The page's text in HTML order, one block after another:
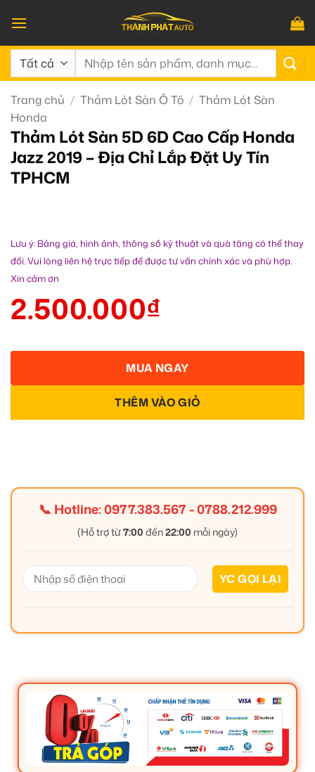
qua
nội
dung
Tìm
Trang chủ / Thảm Lót Sàn Ô Tô / Thảm Lót Sàn
Honda
Thảm Lót Sàn 5D 6D Cao Cấp Honda
Jazz 2019 – Địa Chỉ Lắp Đặt Uy Tín
TPHCM
Lưu ý: Bảng giá, hình ảnh, thông số kỹ thuật và quà tặng có thể thay
đổi. Vui lòng liên hệ trực tiếp để được tư vấn chính xác và phù hợp.
Xin cảm ơn
2.500.000₫
THÊM VÀO GIỎ
MUA NGAY
📞 Hotline:0977.383.567-0788.212.999
(Hỗ trợ từ7:00 đến22:00 mỗi ngày)